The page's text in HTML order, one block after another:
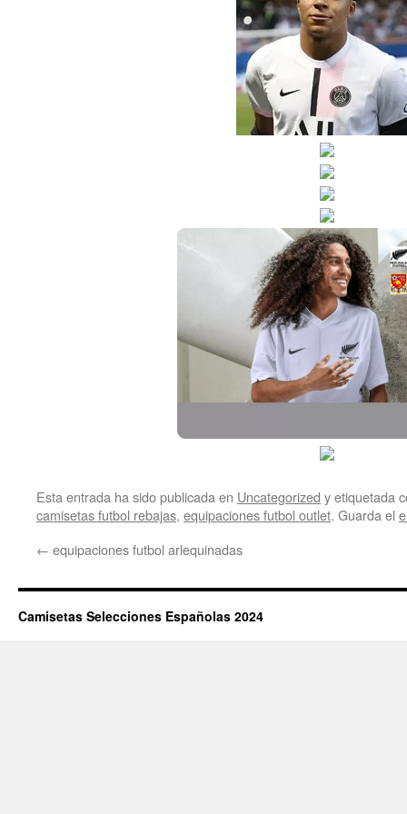
Esta entrada ha sido publicada en Uncategorized y etiquetada
camisetas futbol rebajas, equipaciones futbol outlet. Guarda el
← equipaciones futbol arlequinadas
Camisetas Selecciones Españolas 2024